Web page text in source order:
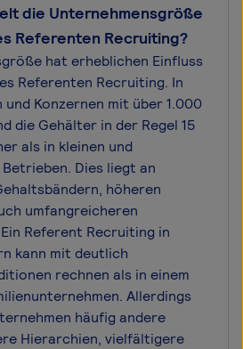
die Unternehmensgröße
Referenten Recruiting?
hat erheblichen Einfluss
Referenten Recruiting. In
Konzernen mit über 1.000
die Gehälter in der Regel 15
als in kleinen und
Dies liegt an
höheren
umfangreicheren
Referent Recruiting in
kann mit deutlich
rechnen als in einem
Allerdings
häufig andere
Hierarchien, vielfältigere